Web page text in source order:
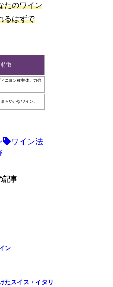
たのワイン
るはずで
特徴
ニヨン種主体。力強
ろやかなワイン。
ワイン法
記事
ン
たスイス・イタリ